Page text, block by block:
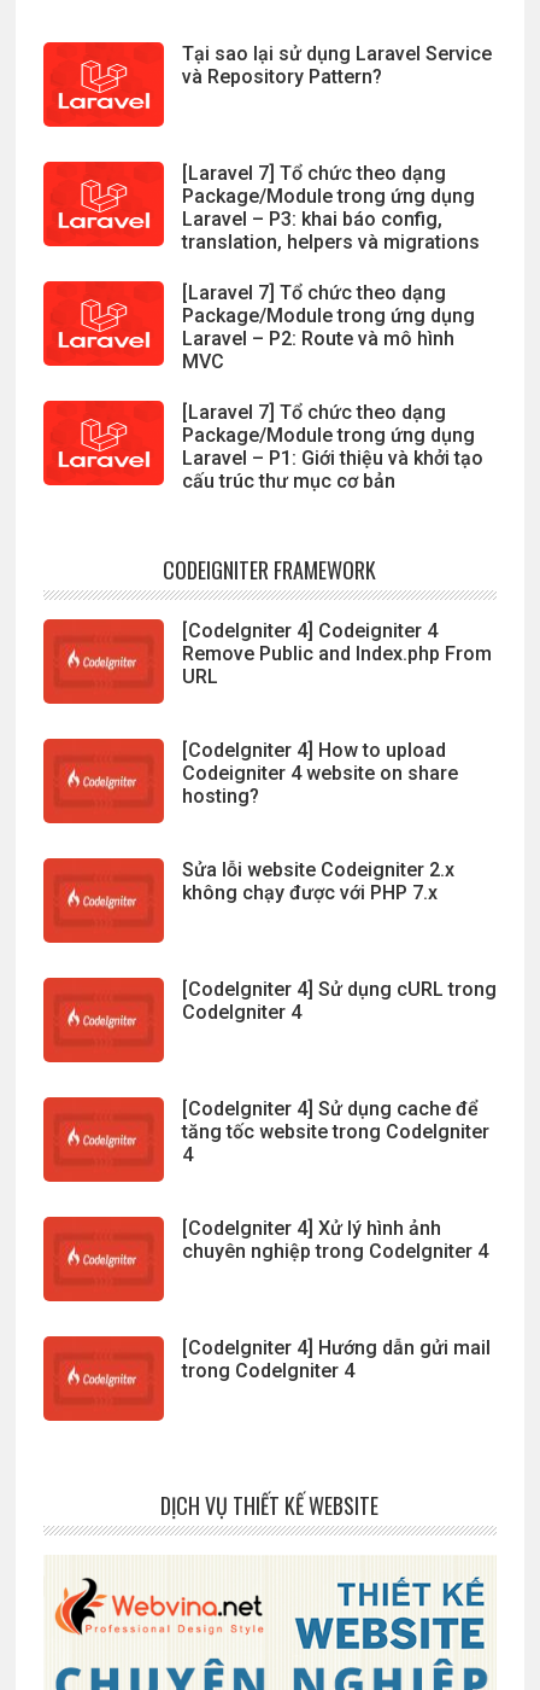
Tại sao lại sử dụng Laravel Service
và Repository Pattern?
[Laravel 7] Tổ chức theo dạng
Package/Module trong ứng dụng
Laravel – P3: khai báo config,
translation, helpers và migrations
[Laravel 7] Tổ chức theo dạng
Package/Module trong ứng dụng
Laravel – P2: Route và mô hình
MVC
[Laravel 7] Tổ chức theo dạng
Package/Module trong ứng dụng
Laravel – P1: Giới thiệu và khởi tạo
cấu trúc thư mục cơ bản
CODEIGNITER FRAMEWORK
[CodeIgniter 4] Codeigniter 4
Remove Public and Index.php From
URL
[CodeIgniter 4] How to upload
Codeigniter 4 website on share
hosting?
Sửa lỗi website Codeigniter 2.x
không chạy được với PHP 7.x
[CodeIgniter 4] Sử dụng cURL trong
CodeIgniter 4
[CodeIgniter 4] Sử dụng cache để
tăng tốc website trong CodeIgniter
4
[CodeIgniter 4] Xử lý hình ảnh
chuyên nghiệp trong CodeIgniter 4
[CodeIgniter 4] Hướng dẫn gửi mail
trong CodeIgniter 4
DỊCH VỤ THIẾT KẾ WEBSITE